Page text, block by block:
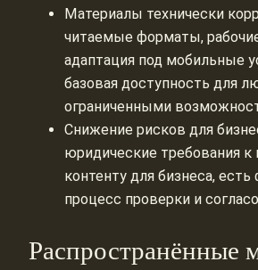
Материалы технически
читаемые форматы,
адаптация под мобильные
базовая доступность для
ограниченными
Снижение рисков для
юридические требования
контенту для бизнеса,
процесс проверки и
Распространённые